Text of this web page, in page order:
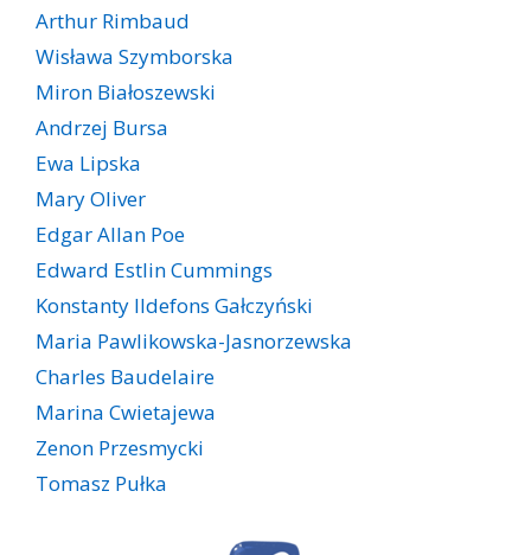
Arthur Rimbaud
Wisława Szymborska
Miron Białoszewski
Andrzej Bursa
Ewa Lipska
Mary Oliver
Edgar Allan Poe
Edward Estlin Cummings
Konstanty Ildefons Gałczyński
Maria Pawlikowska-Jasnorzewska
Charles Baudelaire
Marina Cwietajewa
Zenon Przesmycki
Tomasz Pułka